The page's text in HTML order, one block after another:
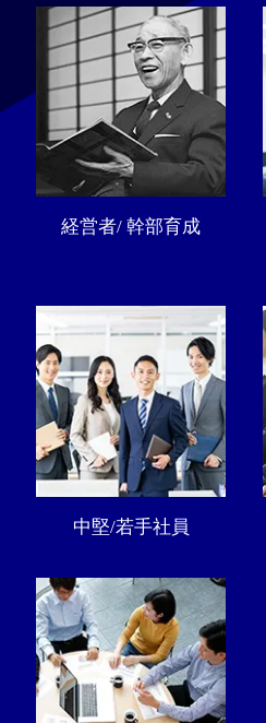
経営者/ 幹部育成
中堅/若手社員